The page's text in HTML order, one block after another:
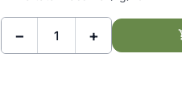
− +